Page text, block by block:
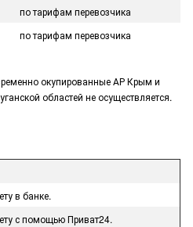
по тарифам перевозчика
по тарифам перевозчика
окупированные АР Крым и
областей не осуществляется.
в банке.
с помощью Приват24.